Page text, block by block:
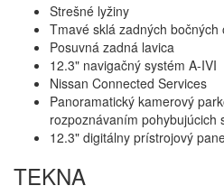
Strešné lyžiny
Tmavé sklá zadných
Posuvná zadná lavica
12.3" navigačný systém A-IVI
Nissan Connected Services
Panoramatický kamerový
rozpoznávaním pohybujúcich
12.3" digitálny prístrojový
TEKNA